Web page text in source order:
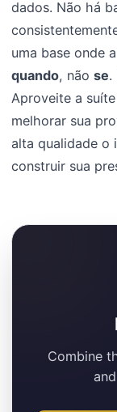
dados. Não há
uma base onde
quando, nãose.
Aproveite a
melhorar sua
alta qualidade o
construir sua
Combine